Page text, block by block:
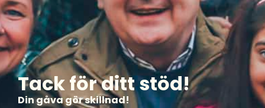
Tack för ditt stöd!
Din gåva gör skillnad!